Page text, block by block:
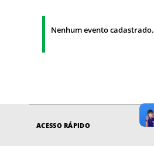
Nenhum evento cadastrado.
ACESSO RÁPIDO